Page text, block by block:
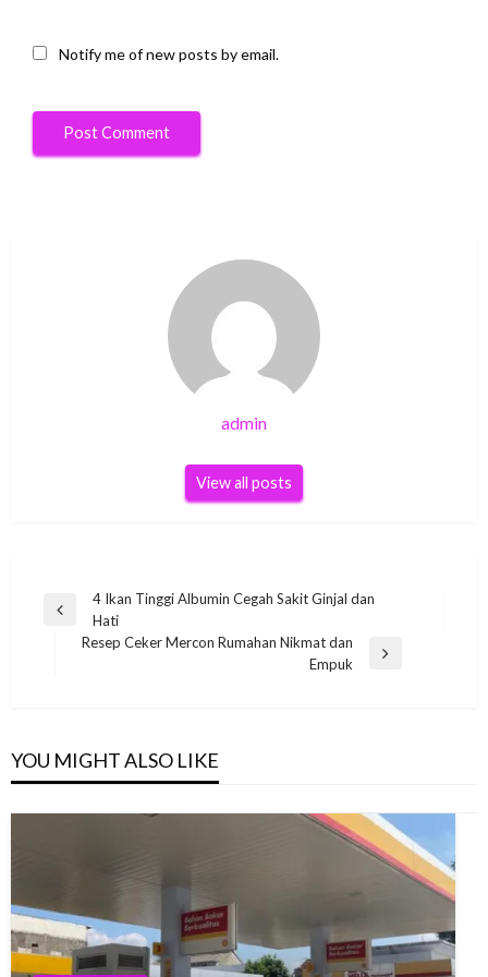
Notify me of new posts by email.
admin
View all posts
Post
navigation
Previous
4 Ikan Tinggi Albumin Cegah Sakit Ginjal dan
Hati
Resep Ceker Mercon Rumahan Nikmat dan
Empuk
YOU MIGHT ALSO LIKE